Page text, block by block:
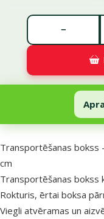
−
Transportēšanas bokss -
Uz lapas sākumu
Transportēšanas bokss
cm
Transportēšanas bokss
Rokturis, ērtai boksa
Viegli atvēramas un